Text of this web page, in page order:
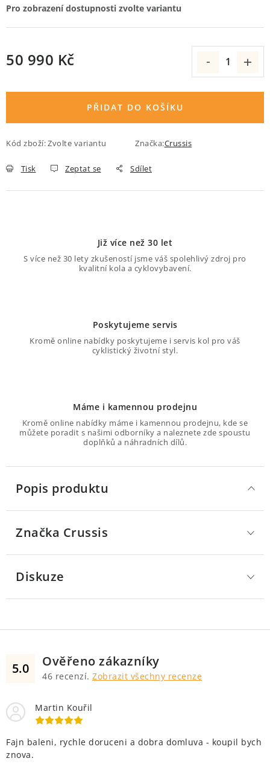
50 990 Kč
PŘIDAT DO KOŠÍKU
Kód zboží:Zvolte variantu Značka:Crussis
Tisk Zeptat se Sdílet
Již více než 30 let
S více než 30 lety zkušeností jsme váš spolehlivý zdroj pro
kvalitní kola a cyklovybavení.
Poskytujeme servis
Kromě online nabídky poskytujeme i servis kol pro váš
cyklistický životní styl.
Máme i kamennou prodejnu
Kromě online nabídky máme i kamennou prodejnu, kde se
můžete poradit s našimi odborníky a naleznete zde spoustu
doplňků a náhradních dílů.
Popis produktu
Značka Crussis
Diskuze
5.0 Ověřeno zákazníky
46 recenzí. Zobrazit všechny recenze
Martin Kouřil
Fajn baleni, rychle doruceni a dobra domluva - koupil bych
znova.